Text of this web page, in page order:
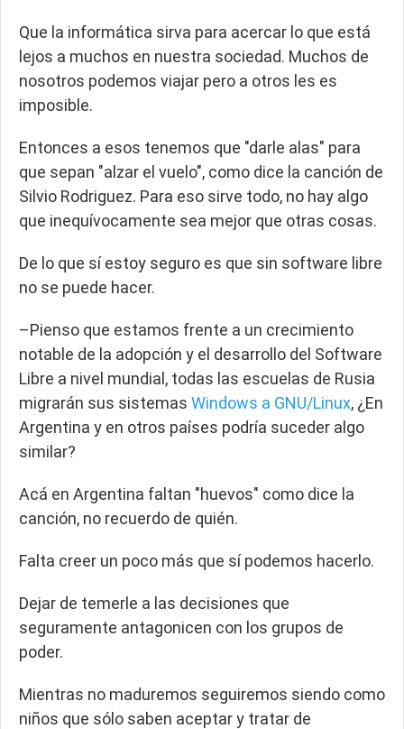
Que la informática sirva para acercar lo que está
lejos a muchos en nuestra sociedad. Muchos de
nosotros podemos viajar pero a otros les es
imposible.
Entonces a esos tenemos que "darle alas" para
que sepan "alzar el vuelo", como dice la canción de
Silvio Rodriguez. Para eso sirve todo, no hay algo
que inequívocamente sea mejor que otras cosas.
De lo que sí estoy seguro es que sin software libre
no se puede hacer.
–Pienso que estamos frente a un crecimiento
notable de la adopción y el desarrollo del Software
Libre a nivel mundial, todas las escuelas de Rusia
migrarán sus sistemas Windows a GNU/Linux, ¿En
Argentina y en otros países podría suceder algo
similar?
Acá en Argentina faltan "huevos" como dice la
canción, no recuerdo de quién.
Falta creer un poco más que sí podemos hacerlo.
Dejar de temerle a las decisiones que
seguramente antagonicen con los grupos de
poder.
Mientras no maduremos seguiremos siendo como
niños que sólo saben aceptar y tratar de